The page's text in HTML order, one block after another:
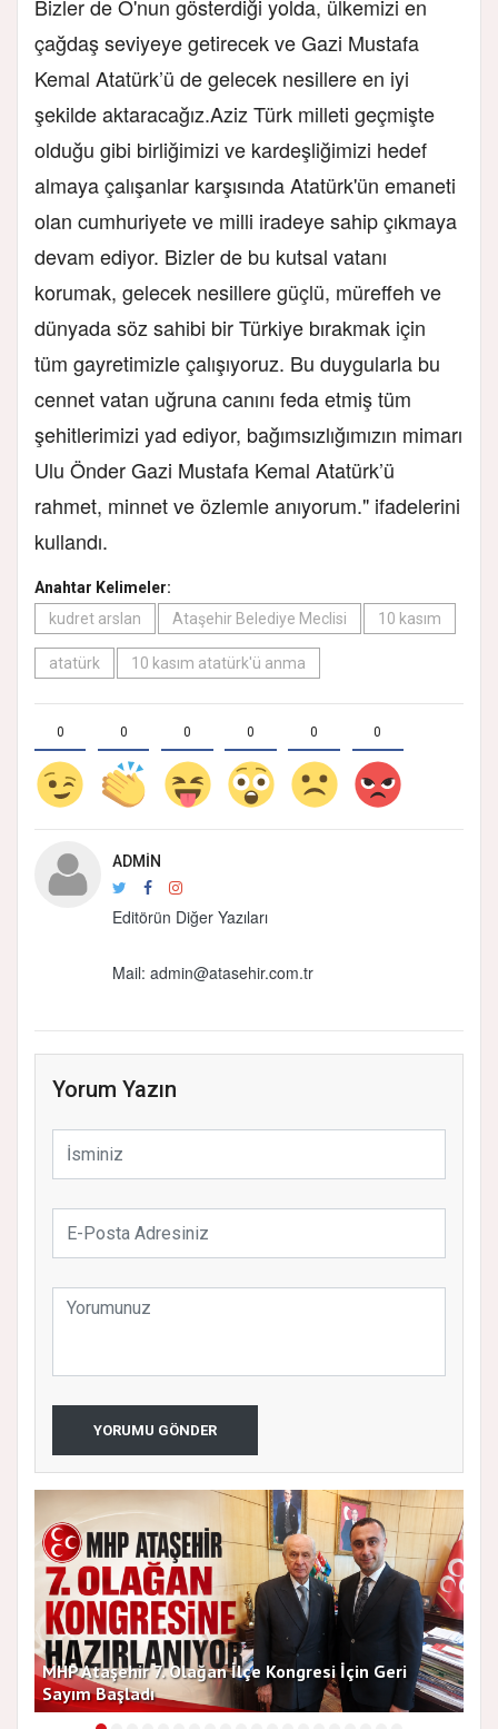
Bizler de O'nun gösterdiği yolda, ülkemizi en
çağdaş seviyeye getirecek ve Gazi Mustafa
Kemal Atatürk’ü de gelecek nesillere en iyi
şekilde aktaracağız.Aziz Türk milleti geçmişte
olduğu gibi birliğimizi ve kardeşliğimizi hedef
almaya çalışanlar karşısında Atatürk'ün emaneti
olan cumhuriyete ve milli iradeye sahip çıkmaya
devam ediyor. Bizler de bu kutsal vatanı
korumak, gelecek nesillere güçlü, müreffeh ve
dünyada söz sahibi bir Türkiye bırakmak için
tüm gayretimizle çalışıyoruz. Bu duygularla bu
cennet vatan uğruna canını feda etmiş tüm
şehitlerimizi yad ediyor, bağımsızlığımızın mimarı
Ulu Önder Gazi Mustafa Kemal Atatürk’ü
rahmet, minnet ve özlemle anıyorum." ifadelerini
kullandı.
Anahtar Kelimeler:
kudret arslan
Ataşehir Belediye Meclisi 10 kasım
atatürk 10 kasım atatürk'ü anma
0 0 0 0 0 0
ADMIN
Editörün Diğer Yazıları
Mail: admin@atasehir.com.tr
Yorum Yazın
YORUMU GÖNDER
MHP Ataşehir 7. Olağan İlçe Kongresi İçin Geri
Sayım Başladı